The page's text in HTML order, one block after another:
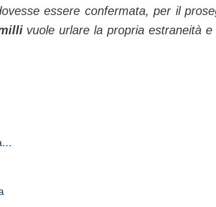
essere confermata, per il
vuole urlare la propria estraneità e